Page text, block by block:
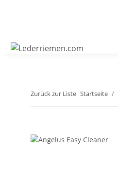
Zurück zur Liste Startseite